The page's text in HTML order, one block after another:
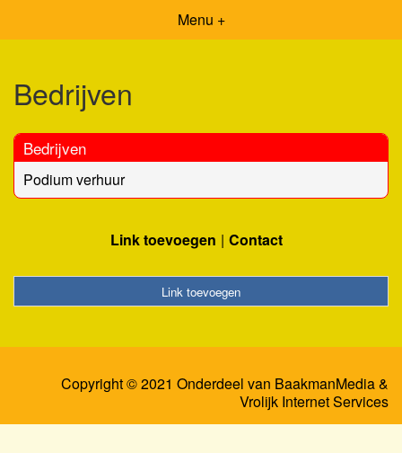
Menu +
Bedrijven
Bedrijven
Podium verhuur
Link toevoegen Contact
Link toevoegen
Copyright © 2021 Onderdeel van BaakmanMedia&
Vrolijk Internet Services